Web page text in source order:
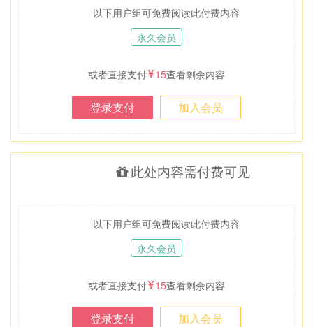
以下用户组可免费阅读此付费内容
永久会员
或者直接支付 15查看剩余内容
登录支付 加入会员
此处内容需付费可见
以下用户组可免费阅读此付费内容
永久会员
或者直接支付 15查看剩余内容
登录支付 加入会员